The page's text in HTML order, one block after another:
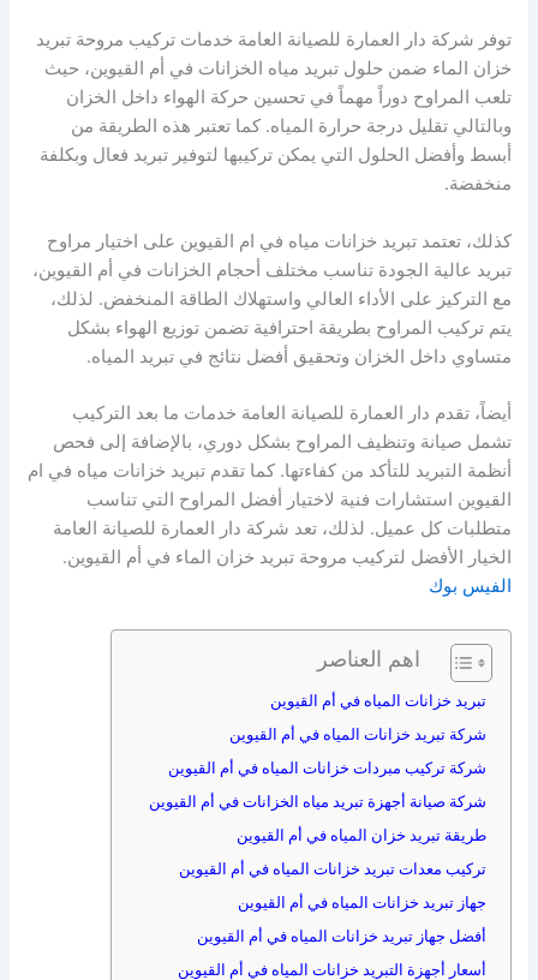
توفر شركة دار العمارة للصيانة العامة خدمات تركيب مروحة تبريد
خزان الماء ضمن حلول تبريد مياه الخزانات في أم القيوين، حيث
تلعب المراوح دوراً مهماً في تحسين حركة الهواء داخل الخزان
وبالتالي تقليل درجة حرارة المياه. كما تعتبر هذه الطريقة من
أبسط وأفضل الحلول التي يمكن تركيبها لتوفير تبريد فعال وبكلفة
منخفضة.
كذلك، تعتمد تبريد خزانات مياه في ام القيوين على اختيار مراوح
تبريد عالية الجودة تناسب مختلف أحجام الخزانات في أم القيوين،
مع التركيز على الأداء العالي واستهلاك الطاقة المنخفض. لذلك،
يتم تركيب المراوح بطريقة احترافية تضمن توزيع الهواء بشكل
متساوي داخل الخزان وتحقيق أفضل نتائج في تبريد المياه.
أيضاً، تقدم دار العمارة للصيانة العامة خدمات ما بعد التركيب
تشمل صيانة وتنظيف المراوح بشكل دوري، بالإضافة إلى فحص
أنظمة التبريد للتأكد من كفاءتها. كما تقدم تبريد خزانات مياه في ام
القيوين استشارات فنية لاختيار أفضل المراوح التي تناسب
متطلبات كل عميل. لذلك، تعد شركة دار العمارة للصيانة العامة
الخيار الأفضل لتركيب مروحة تبريد خزان الماء في أم القيوين.
الفيس بوك
اهم العناصر
تبريد خزانات المياه في أم القيوين
شركة تبريد خزانات المياه في أم القيوين
شركة تركيب مبردات خزانات المياه في أم القيوين
شركة صيانة أجهزة تبريد مياه الخزانات في أم القيوين
طريقة تبريد خزان المياه في أم القيوين
تركيب معدات تبريد خزانات المياه في أم القيوين
جهاز تبريد خزانات المياه في أم القيوين
أفضل جهاز تبريد خزانات المياه في أم القيوين
أسعار أجهزة التبريد خزانات المياه في أم القيوين